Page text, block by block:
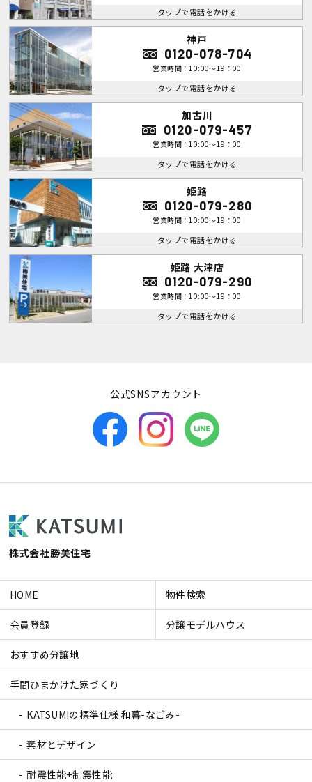
タップで電話をかける
神戸
0120-078-704
営業時間：10:00～19：00
タップで電話をかける
加古川
0120-079-457
営業時間：10:00～19：00
タップで電話をかける
姫路
0120-079-280
営業時間：10:00～19：00
タップで電話をかける
姫路 大津店
0120-079-290
営業時間：10:00～19：00
タップで電話をかける
公式SNSアカウント
株式会社勝美住宅
HOME 物件検索
会員登録 分譲モデルハウス
おすすめ分譲地
手間ひまかけた家づくり
KATSUMIの標準仕様 和暮-なごみ-
素材とデザイン
耐震性能+制震性能